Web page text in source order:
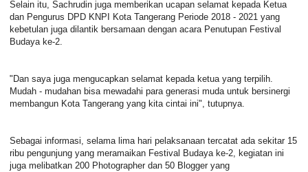
Selain itu, Sachrudin juga memberikan ucapan selamat kepada Ketua
dan Pengurus DPD KNPI Kota Tangerang Periode 2018 - 2021 yang
kebetulan juga dilantik bersamaan dengan acara Penutupan Festival
Budaya ke-2.
"Dan saya juga mengucapkan selamat kepada ketua yang terpilih.
Mudah - mudahan bisa mewadahi para generasi muda untuk bersinergi
membangun Kota Tangerang yang kita cintai ini", tutupnya.
Sebagai informasi, selama lima hari pelaksanaan tercatat ada sekitar 15
ribu pengunjung yang meramaikan Festival Budaya ke-2, kegiatan ini
juga melibatkan 200 Photographer dan 50 Blogger yang